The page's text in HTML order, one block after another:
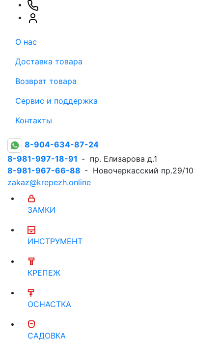
О нас
Доставка товара
Возврат товара
Сервис и поддержка
Контакты
8-904-634-87-24
8-981-997-18-91 - пр. Елизарова д.1
8-981-967-66-88 - Новочеркасский пр.29/10
zakaz@krepezh.online
ЗАМКИ
ИНСТРУМЕНТ
КРЕПЕЖ
ОСНАСТКА
САДОВКА